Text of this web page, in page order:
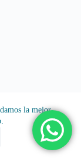
la mejor